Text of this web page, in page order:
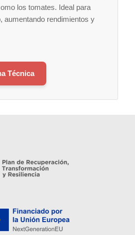
los tomates. Ideal para
aumentando rendimientos y
Técnica